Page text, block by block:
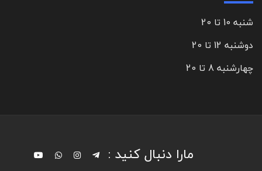
شنبه 10 تا 20
دوشنبه 12 تا 20
چهارشنبه 8 تا 20
مارا دنبال کنید :